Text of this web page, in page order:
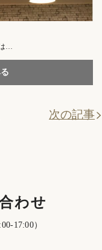
…
次の記事
わせ
17:00）